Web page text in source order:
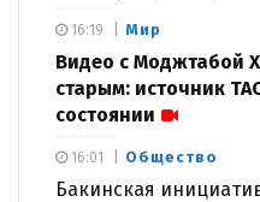
Мир
Видео с Моджтабой
старым: источник
состоянии
16:19
Общество
Бакинская
16:01